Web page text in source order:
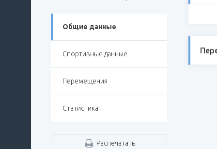
Общие данные
Спортивные данные
Перемещения
Статистика
Распечатать